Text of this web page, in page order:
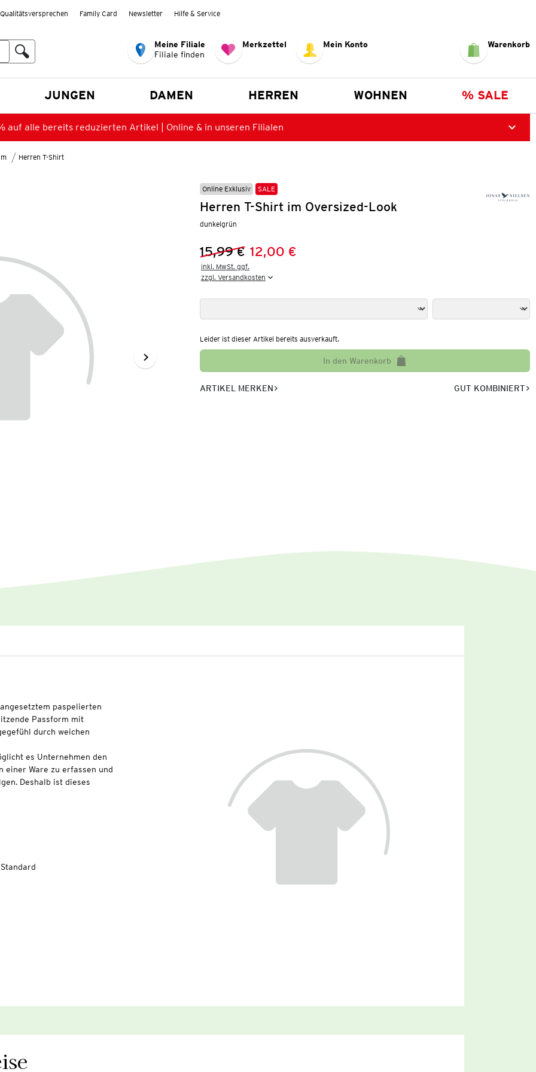
Qualitätsversprechen Family Card Newsletter Hilfe & Service
Meine Filiale
Filiale finden
Merkzettel Mein Konto Warenkorb
JUNGEN DAMEN HERREN WOHNEN % SALE
auf alle bereits reduzierten Artikel | Online & in unseren Filialen
Herren T-Shirt
Online Exklusiv SALE
Herren T-Shirt im Oversized-Look
dunkelgrün
Vorheriger Preis:
15,99 €
Neuer Preis:12,00 €
inkl. MwSt. ggf.
zzgl. Versandkosten
Leider ist dieser Artikel bereits ausverkauft.
In den Warenkorb
ARTIKEL MERKEN GUT KOMBINIERT
paspelierten
Passform mit
durch weichen
es Unternehmen den
einer Ware zu erfassen und
Deshalb ist dieses